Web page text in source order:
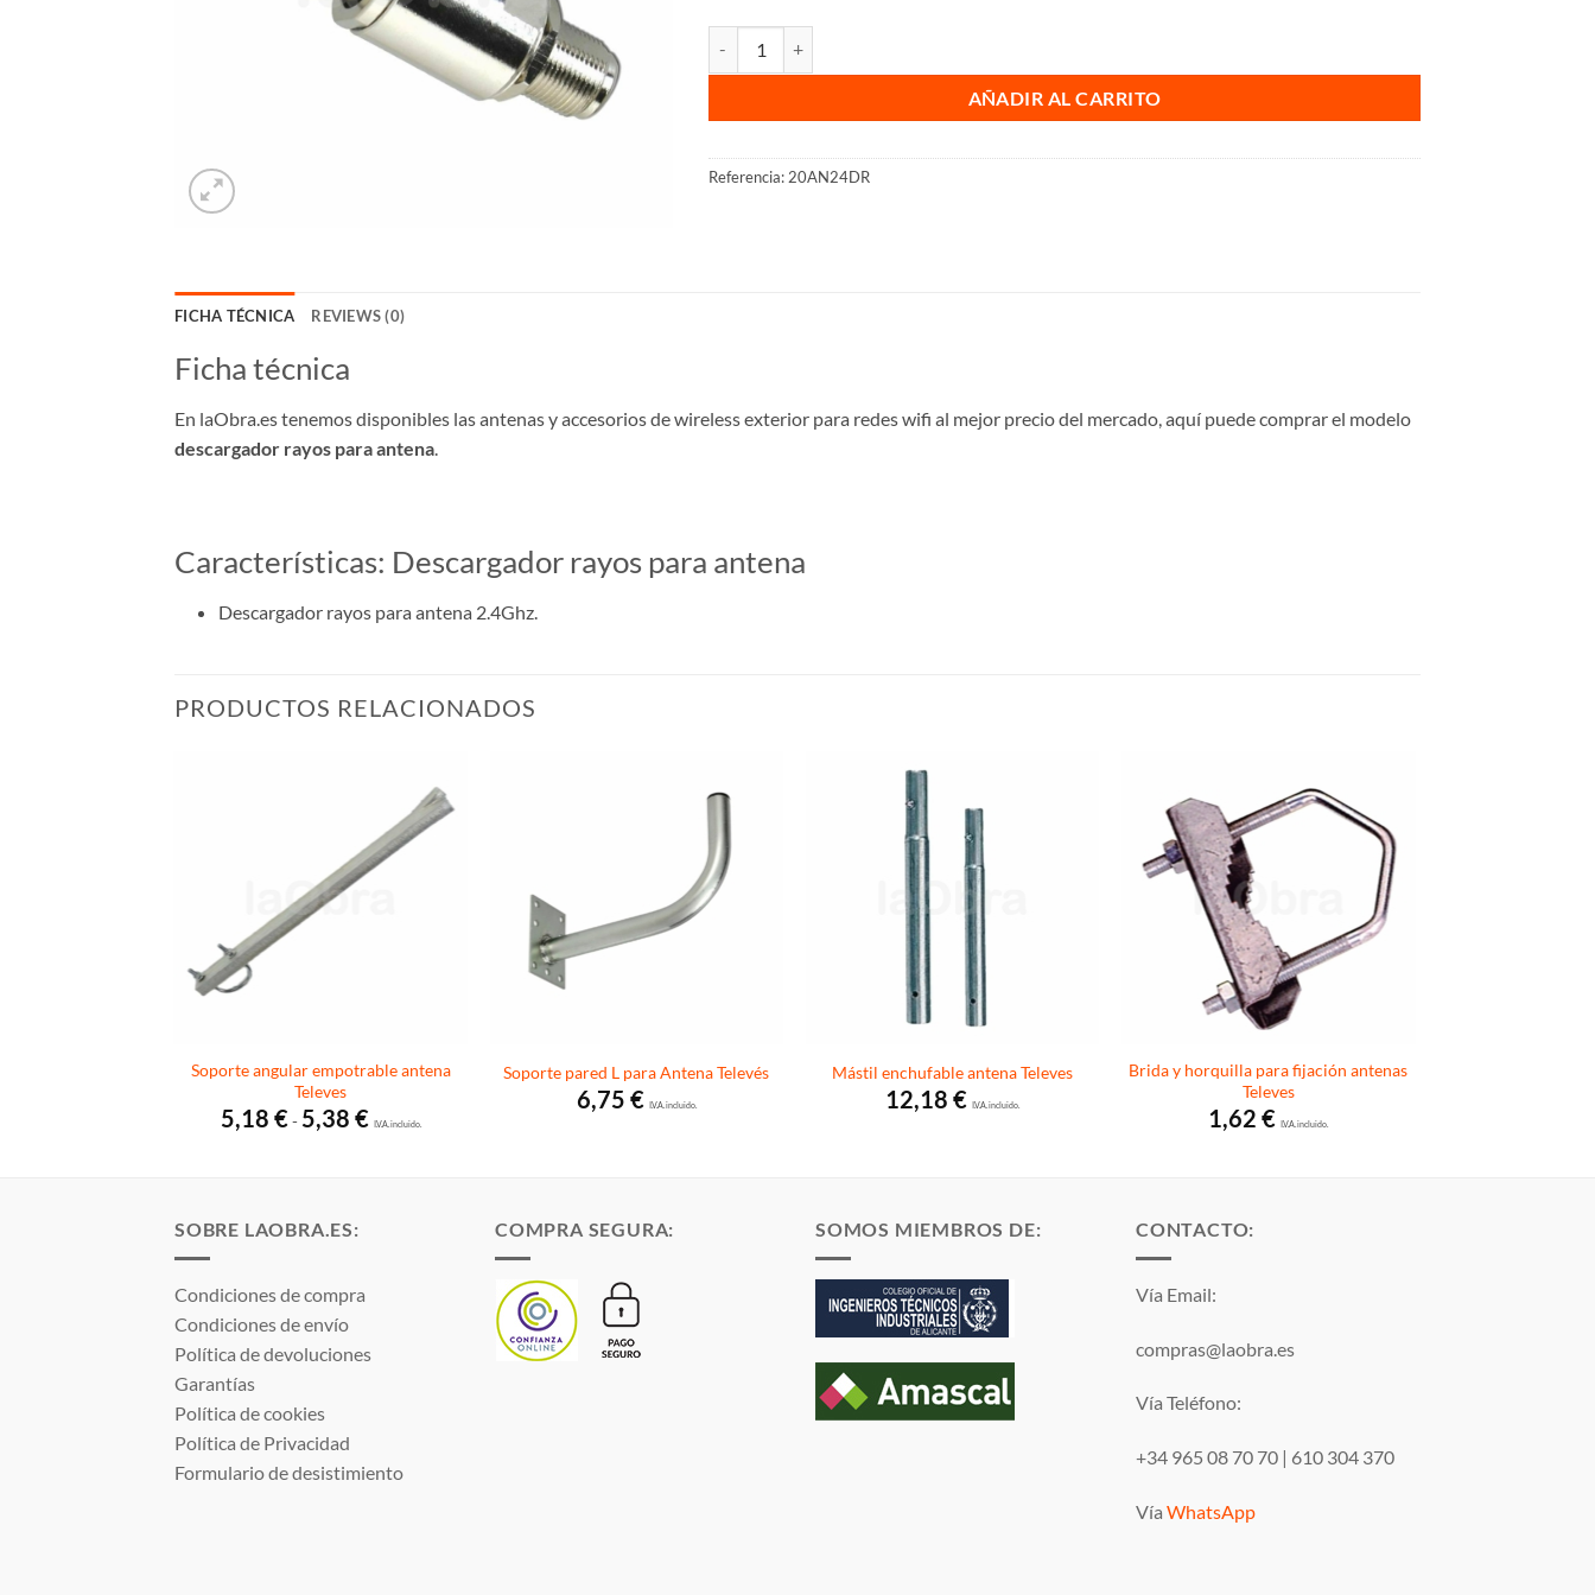
AÑADIR AL CARRITO
Referencia: 20AN24DR
FICHA TÉCNICA REVIEWS (0)
Ficha técnica
En laObra.es tenemos disponibles las antenas y accesorios de wireless exterior para redes wifi al mejor precio del mercado, aquí puede comprar el modelo
descargador rayos para antena.
Características: Descargador rayos para antena
Descargador rayos para antena 2.4Ghz.
PRODUCTOS RELACIONADOS
Soporte angular empotrable antena
Televes
5,18 €- 5,38 €Rango
de
I.V.A. incluido.
Soporte pared L para Antena Televés
6,75 €I.V.A. incluido.
Mástil enchufable antena Televes
12,18€ I.V.A. incluido.
Brida y horquilla para fijación antenas
Televes
1,62€ I.V.A. incluido.
SOBRE LAOBRA.ES:
Condiciones de compra
Condiciones de envío
Política de devoluciones
Garantías
Política de cookies
Política de Privacidad
Formulario de desistimiento
COMPRA SEGURA: SOMOS MIEMBROS DE: CONTACTO:
Vía Email:
compras@laobra.es
Vía Teléfono:
+34 965 08 70 70 | 610 304 370
Vía WhatsApp